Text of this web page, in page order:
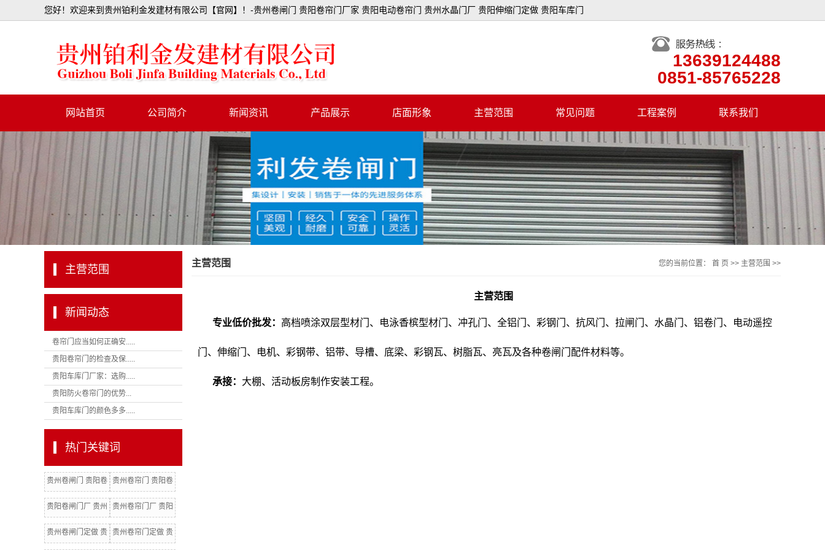
您好！欢迎来到贵州铂利金发建材有限公司【官网】！-贵州卷闸门 贵阳卷帘门厂家 贵阳电动卷帘门 贵州水晶门厂 贵阳伸缩门定做 贵阳车库门
13639124488
0851-85765228
网站首页 公司简介 新闻资讯
公司动态
产品展示
冲孔门
全铝门
彩钢门
抗风门
伸缩门
澳式无声门
电动遥控门
店面形象 主营范围 常见问题 工程案例 联系我们
主营范围
新闻动态
卷帘门应当如何正确安.....
贵阳卷帘门的检查及保.....
贵阳车库门厂家：选购.....
贵阳防火卷帘门的优势...
贵阳车库门的颜色多多.....
热门关键词
贵州卷闸门 贵阳卷
闸门
贵州卷帘门 贵阳卷
帘门 贵州卷闸门厂
贵阳卷闸门厂 贵州
卷闸门批发
贵州卷帘门厂 贵阳
卷帘门厂 贵阳电动
贵州卷闸门定做 贵 贵州卷帘门定做 贵
主营范围 您的当前位置： 首 页 >> 主营范围 >>
主营范围
专业低价批发： 高档喷涂双层型材门、电泳香槟型材门、冲孔门、全铝门、彩钢门、抗风门、拉闸门、水晶门、铝卷门、电动遥控
门、伸缩门、电机、彩钢带、铝带、导槽、底梁、彩钢瓦、树脂瓦、亮瓦及各种卷闸门配件材料等。
承接： 大棚、活动板房制作安装工程。